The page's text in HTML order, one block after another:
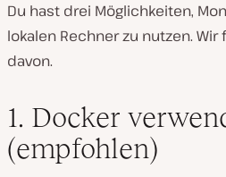
Du hast drei Möglichkeiten,
lokalen Rechner zu nutzen.
davon.
1. Docker
(empfohlen)